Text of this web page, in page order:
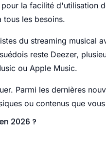
la facilité d'utilisation
tous les besoins.
du streaming musical
reste Deezer,
ou Apple Music.
Parmi les dernières
ou contenus que
2026 ?